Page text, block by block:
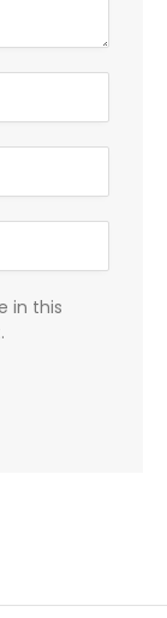
in this